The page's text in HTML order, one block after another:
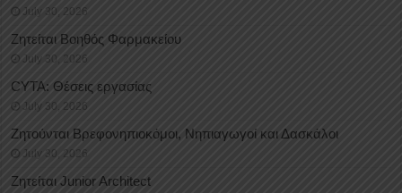
July 30, 2026
Ζητείται Βοηθός Φαρμακείου
July 30, 2026
CYTA: Θέσεις εργασίας
July 30, 2026
Ζητούνται Βρεφονηπιοκόμοι, Νηπιαγωγοί και Δασκάλοι
July 30, 2026
Ζητείται Junior Architect